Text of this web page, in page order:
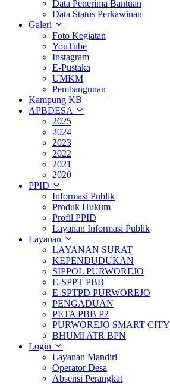
Data Penerima Bantuan
Data Status Perkawinan
Galeri
Foto Kegiatan
YouTube
Instagram
E-Pustaka
UMKM
Pembangunan
Kampung KB
APBDESA
2025
2024
2023
2022
2021
2020
PPID
Informasi Publik
Produk Hukum
Profil PPID
Layanan Informasi Publik
Layanan
LAYANAN SURAT
KEPENDUDUKAN
SIPPOL PURWOREJO
E-SPPT PBB
E-SPTPD PURWOREJO
PENGADUAN
PETA PBB P2
PURWOREJO SMART CITY
BHUMI ATR BPN
Login
Layanan Mandiri
Operator Desa
Absensi Perangkat